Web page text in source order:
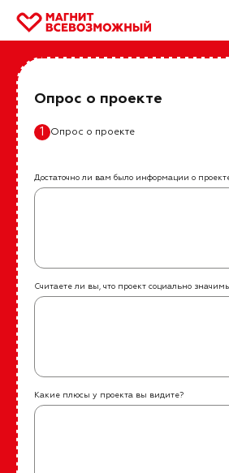
Главная/Все проекты/Эстафета
Эстафета
Москва
Федеральная мотивационная
людей с инвалидностью и их
Подробнее
Опрос о проекте
1 Опрос о проекте
Достаточно ли вам было информации о
Считаете ли вы, что проект социально
Какие плюсы у проекта вы видите?